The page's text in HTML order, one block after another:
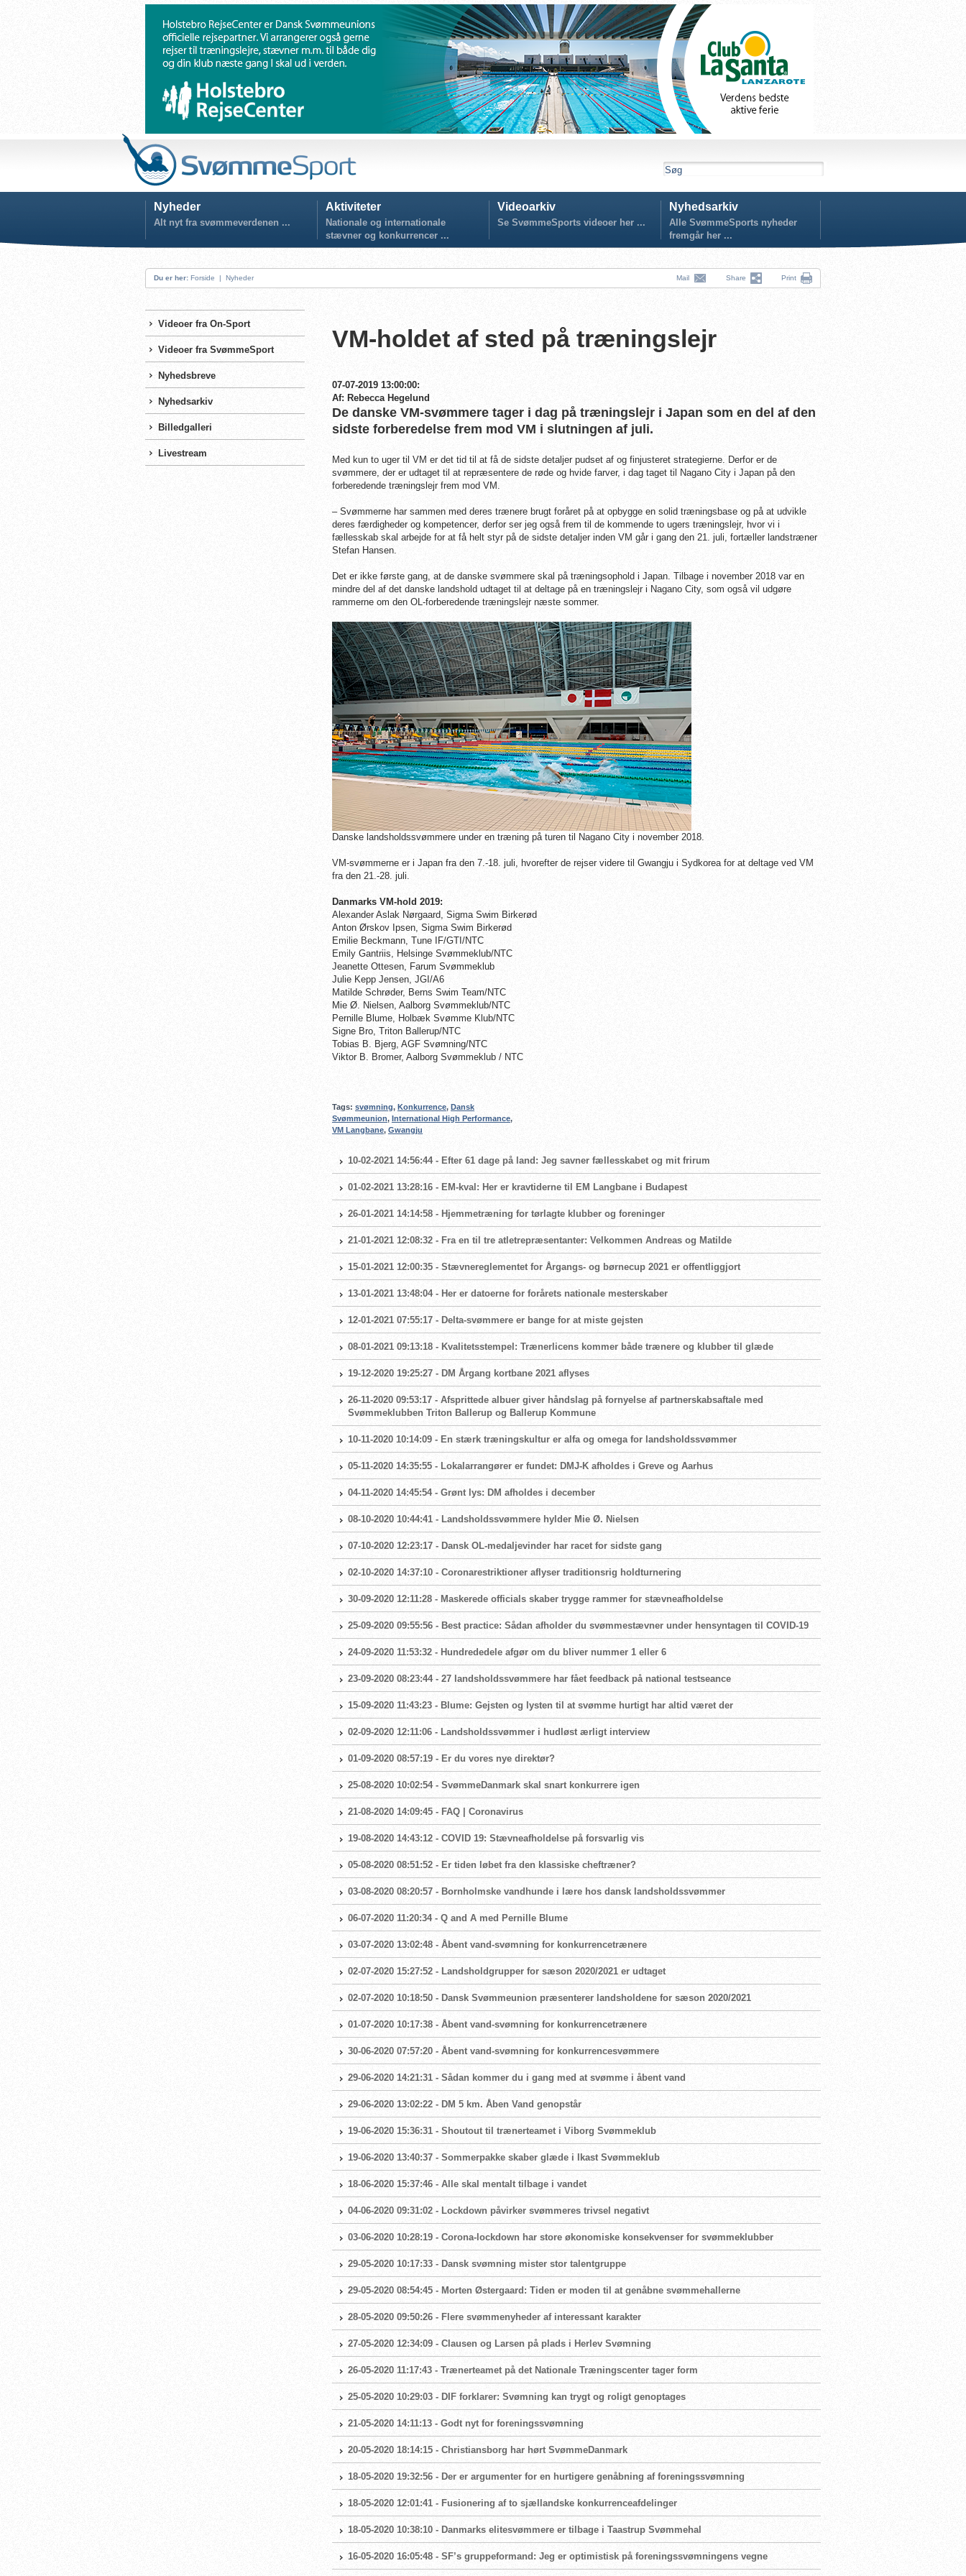
Nyheder
Alt nyt fra svømmeverdenen ...
Aktiviteter
Nationale og internationale
stævner og konkurrencer ...
Videoarkiv
Se SvømmeSports videoer her ...
Nyhedsarkiv
Alle SvømmeSports nyheder
fremgår her ...
Du er her: Forside | Nyheder Mail Share Print
Videoer fra On-Sport
Videoer fra SvømmeSport
Nyhedsbreve
Nyhedsarkiv
Billedgalleri
Livestream
VM-holdet af sted på træningslejr
07-07-2019 13:00:00:
Af: Rebecca Hegelund
De danske VM-svømmere tager i dag på træningslejr i Japan som en del af den
sidste forberedelse frem mod VM i slutningen af juli.
Med kun to uger til VM er det tid til at få de sidste detaljer pudset af og finjusteret strategierne. Derfor er de
svømmere, der er udtaget til at repræsentere de røde og hvide farver, i dag taget til Nagano City i Japan på den
forberedende træningslejr frem mod VM.
– Svømmerne har sammen med deres trænere brugt foråret på at opbygge en solid træningsbase og på at udvikle
deres færdigheder og kompetencer, derfor ser jeg også frem til de kommende to ugers træningslejr, hvor vi i
fællesskab skal arbejde for at få helt styr på de sidste detaljer inden VM går i gang den 21. juli, fortæller landstræner
Stefan Hansen.
Det er ikke første gang, at de danske svømmere skal på træningsophold i Japan. Tilbage i november 2018 var en
mindre del af det danske landshold udtaget til at deltage på en træningslejr i Nagano City, som også vil udgøre
rammerne om den OL-forberedende træningslejr næste sommer.
Danske landsholdssvømmere under en træning på turen til Nagano City i november 2018.
VM-svømmerne er i Japan fra den 7.-18. juli, hvorefter de rejser videre til Gwangju i Sydkorea for at deltage ved VM
fra den 21.-28. juli.
Danmarks VM-hold 2019:
Alexander Aslak Nørgaard, Sigma Swim Birkerød
Anton Ørskov Ipsen, Sigma Swim Birkerød
Emilie Beckmann, Tune IF/GTI/NTC
Emily Gantriis, Helsinge Svømmeklub/NTC
Jeanette Ottesen, Farum Svømmeklub
Julie Kepp Jensen, JGI/A6
Matilde Schrøder, Berns Swim Team/NTC
Mie Ø. Nielsen, Aalborg Svømmeklub/NTC
Pernille Blume, Holbæk Svømme Klub/NTC
Signe Bro, Triton Ballerup/NTC
Tobias B. Bjerg, AGF Svømning/NTC
Viktor B. Bromer, Aalborg Svømmeklub / NTC
Tags: svømning, Konkurrence, Dansk
Svømmeunion, International High Performance,
VM Langbane, Gwangju
10-02-2021 14:56:44 - Efter 61 dage på land: Jeg savner fællesskabet og mit frirum
01-02-2021 13:28:16 - EM-kval: Her er kravtiderne til EM Langbane i Budapest
26-01-2021 14:14:58 - Hjemmetræning for tørlagte klubber og foreninger
21-01-2021 12:08:32 - Fra en til tre atletrepræsentanter: Velkommen Andreas og Matilde
15-01-2021 12:00:35 - Stævnereglementet for Årgangs- og børnecup 2021 er offentliggjort
13-01-2021 13:48:04 - Her er datoerne for forårets nationale mesterskaber
12-01-2021 07:55:17 - Delta-svømmere er bange for at miste gejsten
08-01-2021 09:13:18 - Kvalitetsstempel: Trænerlicens kommer både trænere og klubber til glæde
19-12-2020 19:25:27 - DM Årgang kortbane 2021 aflyses
26-11-2020 09:53:17 - Afsprittede albuer giver håndslag på fornyelse af partnerskabsaftale med
Svømmeklubben Triton Ballerup og Ballerup Kommune
10-11-2020 10:14:09 - En stærk træningskultur er alfa og omega for landsholdssvømmer
05-11-2020 14:35:55 - Lokalarrangører er fundet: DMJ-K afholdes i Greve og Aarhus
04-11-2020 14:45:54 - Grønt lys: DM afholdes i december
08-10-2020 10:44:41 - Landsholdssvømmere hylder Mie Ø. Nielsen
07-10-2020 12:23:17 - Dansk OL-medaljevinder har racet for sidste gang
02-10-2020 14:37:10 - Coronarestriktioner aflyser traditionsrig holdturnering
30-09-2020 12:11:28 - Maskerede officials skaber trygge rammer for stævneafholdelse
25-09-2020 09:55:56 - Best practice: Sådan afholder du svømmestævner under hensyntagen til COVID-19
24-09-2020 11:53:32 - Hundrededele afgør om du bliver nummer 1 eller 6
23-09-2020 08:23:44 - 27 landsholdssvømmere har fået feedback på national testseance
15-09-2020 11:43:23 - Blume: Gejsten og lysten til at svømme hurtigt har altid været der
02-09-2020 12:11:06 - Landsholdssvømmer i hudløst ærligt interview
01-09-2020 08:57:19 - Er du vores nye direktør?
25-08-2020 10:02:54 - SvømmeDanmark skal snart konkurrere igen
21-08-2020 14:09:45 - FAQ | Coronavirus
19-08-2020 14:43:12 - COVID 19: Stævneafholdelse på forsvarlig vis
05-08-2020 08:51:52 - Er tiden løbet fra den klassiske cheftræner?
03-08-2020 08:20:57 - Bornholmske vandhunde i lære hos dansk landsholdssvømmer
06-07-2020 11:20:34 - Q and A med Pernille Blume
03-07-2020 13:02:48 - Åbent vand-svømning for konkurrencetrænere
02-07-2020 15:27:52 - Landsholdgrupper for sæson 2020/2021 er udtaget
02-07-2020 10:18:50 - Dansk Svømmeunion præsenterer landsholdene for sæson 2020/2021
01-07-2020 10:17:38 - Åbent vand-svømning for konkurrencetrænere
30-06-2020 07:57:20 - Åbent vand-svømning for konkurrencesvømmere
29-06-2020 14:21:31 - Sådan kommer du i gang med at svømme i åbent vand
29-06-2020 13:02:22 - DM 5 km. Åben Vand genopstår
19-06-2020 15:36:31 - Shoutout til trænerteamet i Viborg Svømmeklub
19-06-2020 13:40:37 - Sommerpakke skaber glæde i Ikast Svømmeklub
18-06-2020 15:37:46 - Alle skal mentalt tilbage i vandet
04-06-2020 09:31:02 - Lockdown påvirker svømmeres trivsel negativt
03-06-2020 10:28:19 - Corona-lockdown har store økonomiske konsekvenser for svømmeklubber
29-05-2020 10:17:33 - Dansk svømning mister stor talentgruppe
29-05-2020 08:54:45 - Morten Østergaard: Tiden er moden til at genåbne svømmehallerne
28-05-2020 09:50:26 - Flere svømmenyheder af interessant karakter
27-05-2020 12:34:09 - Clausen og Larsen på plads i Herlev Svømning
26-05-2020 11:17:43 - Trænerteamet på det Nationale Træningscenter tager form
25-05-2020 10:29:03 - DIF forklarer: Svømning kan trygt og roligt genoptages
21-05-2020 14:11:13 - Godt nyt for foreningssvømning
20-05-2020 18:14:15 - Christiansborg har hørt SvømmeDanmark
18-05-2020 19:32:56 - Der er argumenter for en hurtigere genåbning af foreningssvømning
18-05-2020 12:01:41 - Fusionering af to sjællandske konkurrenceafdelinger
18-05-2020 10:38:10 - Danmarks elitesvømmere er tilbage i Taastrup Svømmehal
16-05-2020 16:05:48 - SF’s gruppeformand: Jeg er optimistisk på foreningssvømningens vegne